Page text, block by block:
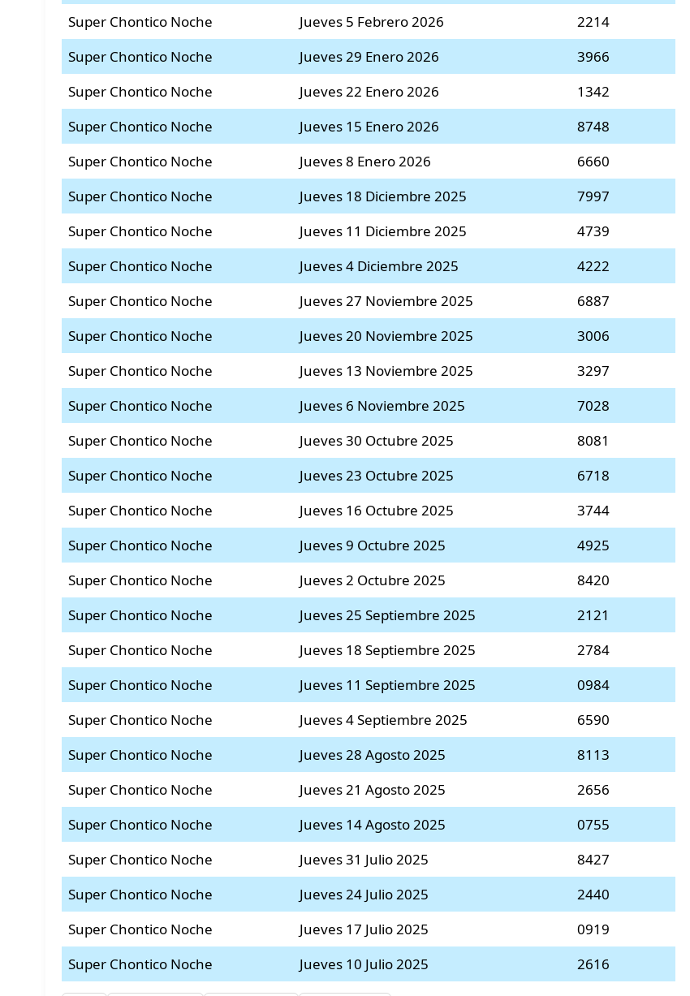
Super Chontico Noche
Jueves 5 Febrero 2026
2214
Super Chontico Noche
Jueves 29 Enero 2026
3966
Super Chontico Noche
Jueves 22 Enero 2026
1342
Super Chontico Noche
Jueves 15 Enero 2026
8748
Super Chontico Noche
Jueves 8 Enero 2026
6660
Super Chontico Noche
Jueves 18 Diciembre 2025
7997
Super Chontico Noche
Jueves 11 Diciembre 2025
4739
Super Chontico Noche
Jueves 4 Diciembre 2025
4222
Super Chontico Noche
Jueves 27 Noviembre 2025
6887
Super Chontico Noche
Jueves 20 Noviembre 2025
3006
Super Chontico Noche
Jueves 13 Noviembre 2025
3297
Super Chontico Noche
Jueves 6 Noviembre 2025
7028
Super Chontico Noche
Jueves 30 Octubre 2025
8081
Super Chontico Noche
Jueves 23 Octubre 2025
6718
Super Chontico Noche
Jueves 16 Octubre 2025
3744
Super Chontico Noche
Jueves 9 Octubre 2025
4925
Super Chontico Noche
Jueves 2 Octubre 2025
8420
Super Chontico Noche
Jueves 25 Septiembre 2025
2121
Super Chontico Noche
Jueves 18 Septiembre 2025
2784
Super Chontico Noche
Jueves 11 Septiembre 2025
0984
Super Chontico Noche
Jueves 4 Septiembre 2025
6590
Super Chontico Noche
Jueves 28 Agosto 2025
8113
Super Chontico Noche
Jueves 21 Agosto 2025
2656
Super Chontico Noche
Jueves 14 Agosto 2025
0755
Super Chontico Noche
Jueves 31 Julio 2025
8427
Super Chontico Noche
Jueves 24 Julio 2025
2440
Super Chontico Noche
Jueves 17 Julio 2025
0919
Super Chontico Noche
Jueves 10 Julio 2025 2616